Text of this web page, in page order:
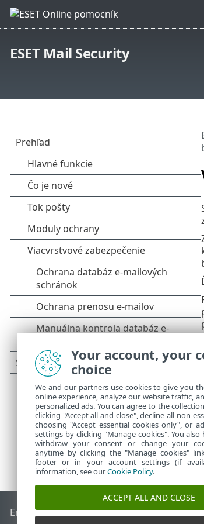
ESET Mail Security
End of LifeDatabáza znalostí ESETESET
Your account, your
choice
We and our partners use cookies to give you
online experience, analyze our website traffic,
personalized ads. You can agree to the
clicking "Accept all and close", decline all non-
choosing "Accept essential cookies only", or
settings by clicking "Manage cookies". You
withdraw your consent or change your
anytime by clicking the "Manage cookies"
footer or in your account settings (if
information, see ourCookie Policy.
ACCEPT ALL AND CLOSE